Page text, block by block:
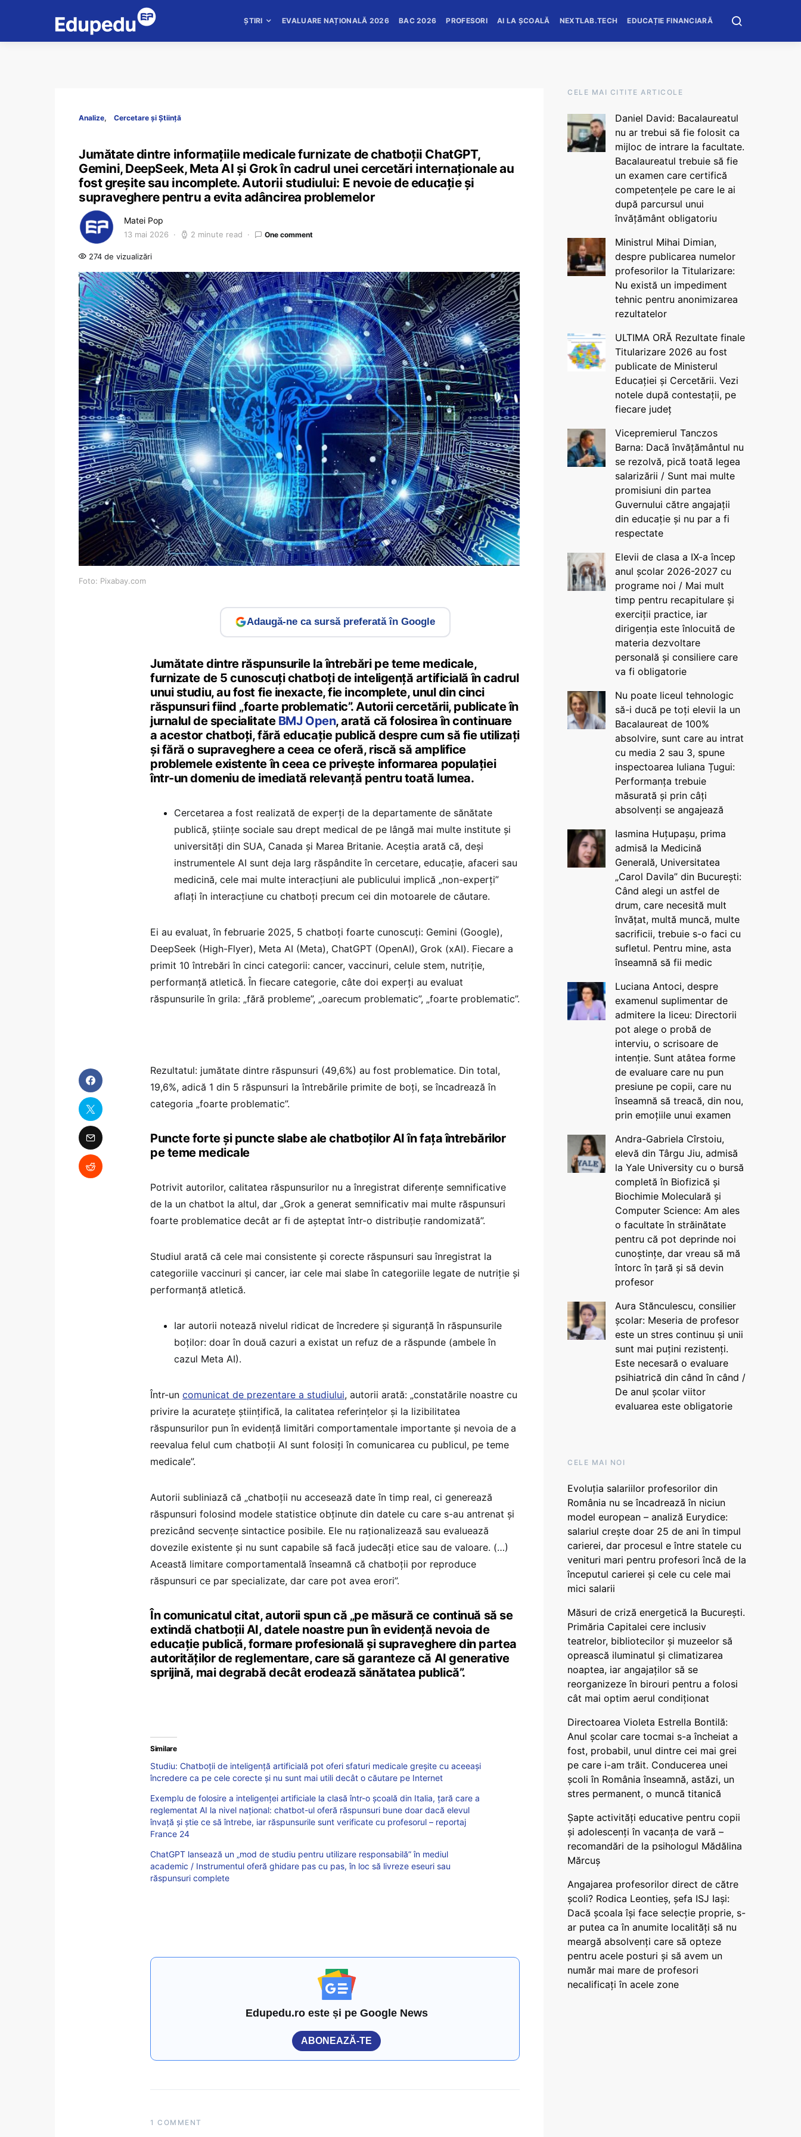
ȘTIRI EVALUARE NAȚIONALĂ 2026 BAC 2026 PROFESORI AI LA ȘCOALĂ NEXTLAB.TECH EDUCAȚIE FINANCIARĂ
Analize Cercetare și Știință
Jumătate dintre informațiile medicale furnizate de chatboții ChatGPT,
Gemini, DeepSeek, Meta AI și Grok în cadrul unei cercetări internaționale au
fost greșite sau incomplete. Autorii studiului: E nevoie de educație și
supraveghere pentru a evita adâncirea problemelor
Matei Pop
13 mai 2026 2 minute read One comment
274 de vizualizări
Foto: Pixabay.com
Adaugă-ne ca sursă preferată în Google
Jumătate dintre răspunsurile la întrebări pe teme medicale,
furnizate de 5 cunoscuți chatboți de inteligență artificială în cadrul
unui studiu, au fost fie inexacte, fie incomplete, unul din cinci
răspunsuri fiind „foarte problematic”. Autorii cercetării, publicate în
jurnalul de specialitate BMJ Open, arată că folosirea în continuare
a acestor chatboți, fără educație publică despre cum să fie utilizați
și fără o supraveghere a ceea ce oferă, riscă să amplifice
problemele existente în ceea ce privește informarea populației
într-un domeniu de imediată relevanță pentru toată lumea.
Cercetarea a fost realizată de experți de la departamente de sănătate
publică, științe sociale sau drept medical de pe lângă mai multe institute și
universități din SUA, Canada și Marea Britanie. Aceștia arată că, deși
instrumentele AI sunt deja larg răspândite în cercetare, educație, afaceri sau
medicină, cele mai multe interacțiuni ale publicului implică „non-experți”
aflați în interacțiune cu chatboți precum cei din motoarele de căutare.
Ei au evaluat, în februarie 2025, 5 chatboți foarte cunoscuți: Gemini (Google),
DeepSeek (High-Flyer), Meta AI (Meta), ChatGPT (OpenAI), Grok (xAI). Fiecare a
primit 10 întrebări în cinci categorii: cancer, vaccinuri, celule stem, nutriție,
performanță atletică. În fiecare categorie, câte doi experți au evaluat
răspunsurile în grila: „fără probleme”, „oarecum problematic”, „foarte problematic”.
Rezultatul: jumătate dintre răspunsuri (49,6%) au fost problematice. Din total,
19,6%, adică 1 din 5 răspunsuri la întrebările primite de boți, se încadrează în
categoria „foarte problematic”.
Puncte forte și puncte slabe ale chatboților AI în fața întrebărilor
pe teme medicale
Potrivit autorilor, calitatea răspunsurilor nu a înregistrat diferențe semnificative
de la un chatbot la altul, dar „Grok a generat semnificativ mai multe răspunsuri
foarte problematice decât ar fi de așteptat într-o distribuție randomizată”.
Studiul arată că cele mai consistente și corecte răspunsuri sau înregistrat la
categoriile vaccinuri și cancer, iar cele mai slabe în categoriile legate de nutriție și
performanță atletică.
Iar autorii notează nivelul ridicat de încredere și siguranță în răspunsurile
boților: doar în două cazuri a existat un refuz de a răspunde (ambele în
cazul Meta AI).
Într-un comunicat de prezentare a studiului, autorii arată: „constatările noastre cu
privire la acuratețe științifică, la calitatea referințelor și la lizibilitatea
răspunsurilor pun în evidență limitări comportamentale importante și nevoia de a
reevalua felul cum chatboții AI sunt folosiți în comunicarea cu publicul, pe teme
medicale”.
Autorii subliniază că „chatboții nu accesează date în timp real, ci generează
răspunsuri folosind modele statistice obținute din datele cu care s-au antrenat și
prezicând secvențe sintactice posibile. Ele nu raționalizează sau evaluează
dovezile existente și nu sunt capabile să facă judecăți etice sau de valoare. (…)
Această limitare comportamentală înseamnă că chatboții por reproduce
răspunsuri ce par specializate, dar care pot avea erori”.
În comunicatul citat, autorii spun că „pe măsură ce continuă să se
extindă chatboții AI, datele noastre pun în evidență nevoia de
educație publică, formare profesională și supraveghere din partea
autorităților de reglementare, care să garanteze că AI generative
sprijină, mai degrabă decât erodează sănătatea publică”.
Similare
Studiu: Chatboții de inteligență artificială pot oferi sfaturi medicale greșite cu aceeași
încredere ca pe cele corecte și nu sunt mai utili decât o căutare pe Internet
Exemplu de folosire a inteligenței artificiale la clasă într-o școală din Italia, țară care a
reglementat AI la nivel național: chatbot-ul oferă răspunsuri bune doar dacă elevul
învață și știe ce să întrebe, iar răspunsurile sunt verificate cu profesorul – reportaj
France 24
ChatGPT lansează un „mod de studiu pentru utilizare responsabilă” în mediul
academic / Instrumentul oferă ghidare pas cu pas, în loc să livreze eseuri sau
răspunsuri complete
Edupedu.ro este și pe Google News
ABONEAZĂ-TE
1 COMMENT
CELE MAI CITITE ARTICOLE
Daniel David: Bacalaureatul
nu ar trebui să fie folosit ca
mijloc de intrare la facultate.
Bacalaureatul trebuie să fie
un examen care certifică
competențele pe care le ai
după parcursul unui
învățământ obligatoriu
Ministrul Mihai Dimian,
despre publicarea numelor
profesorilor la Titularizare:
Nu există un impediment
tehnic pentru anonimizarea
rezultatelor
ULTIMA ORĂ Rezultate finale
Titularizare 2026 au fost
publicate de Ministerul
Educației și Cercetării. Vezi
notele după contestații, pe
fiecare județ
Vicepremierul Tanczos
Barna: Dacă învățământul nu
se rezolvă, pică toată legea
salarizării / Sunt mai multe
promisiuni din partea
Guvernului către angajații
din educație și nu par a fi
respectate
Elevii de clasa a IX-a încep
anul școlar 2026-2027 cu
programe noi / Mai mult
timp pentru recapitulare și
exerciții practice, iar
dirigenția este înlocuită de
materia dezvoltare
personală și consiliere care
va fi obligatorie
Nu poate liceul tehnologic
să-i ducă pe toți elevii la un
Bacalaureat de 100%
absolvire, sunt care au intrat
cu media 2 sau 3, spune
inspectoarea Iuliana Țugui:
Performanța trebuie
măsurată și prin câți
absolvenți se angajează
Iasmina Huțupașu, prima
admisă la Medicină
Generală, Universitatea
„Carol Davila” din București:
Când alegi un astfel de
drum, care necesită mult
învățat, multă muncă, multe
sacrificii, trebuie s-o faci cu
sufletul. Pentru mine, asta
înseamnă să fii medic
Luciana Antoci, despre
examenul suplimentar de
admitere la liceu: Directorii
pot alege o probă de
interviu, o scrisoare de
intenție. Sunt atâtea forme
de evaluare care nu pun
presiune pe copii, care nu
înseamnă să treacă, din nou,
prin emoțiile unui examen
Andra-Gabriela Cîrstoiu,
elevă din Târgu Jiu, admisă
la Yale University cu o bursă
completă în Biofizică și
Biochimie Moleculară și
Computer Science: Am ales
o facultate în străinătate
pentru că pot deprinde noi
cunoștințe, dar vreau să mă
întorc în țară și să devin
profesor
Aura Stănculescu, consilier
școlar: Meseria de profesor
este un stres continuu și unii
sunt mai puțini rezistenți.
Este necesară o evaluare
psihiatrică din când în când /
De anul școlar viitor
evaluarea este obligatorie
CELE MAI NOI
Evoluția salariilor profesorilor din
România nu se încadrează în niciun
model european – analiză Eurydice:
salariul crește doar 25 de ani în timpul
carierei, dar procesul e între statele cu
venituri mari pentru profesori încă de la
începutul carierei și cele cu cele mai
mici salarii
Măsuri de criză energetică la București.
Primăria Capitalei cere inclusiv
teatrelor, bibliotecilor și muzeelor să
oprească iluminatul și climatizarea
noaptea, iar angajaților să se
reorganizeze în birouri pentru a folosi
cât mai optim aerul condiționat
Directoarea Violeta Estrella Bontilă:
Anul școlar care tocmai s-a încheiat a
fost, probabil, unul dintre cei mai grei
pe care i-am trăit. Conducerea unei
școli în România înseamnă, astăzi, un
stres permanent, o muncă titanică
Șapte activități educative pentru copii
și adolescenți în vacanța de vară –
recomandări de la psihologul Mădălina
Mărcuș
Angajarea profesorilor direct de către
școli? Rodica Leontieș, șefa ISJ Iași:
Dacă școala își face selecție proprie, s-
ar putea ca în anumite localități să nu
meargă absolvenți care să opteze
pentru acele posturi și să avem un
număr mai mare de profesori
necalificați în acele zone